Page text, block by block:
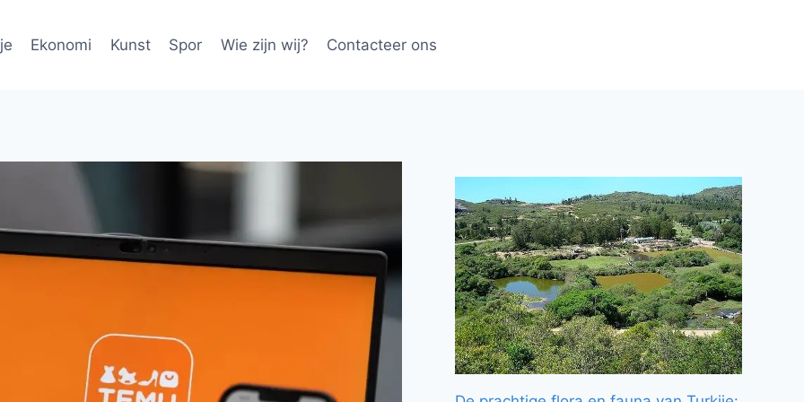
Ekonomi Kunst Spor Wie zijn wij? Contacteer ons